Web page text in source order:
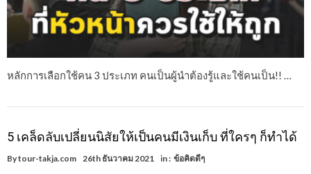
หลักการเลือกใช้คน 3 ประเภท คนเป็นผู้นำต้องรู้และใช้คนเป็น!! …
5 เคล็ดลับเปลี่ยนนิสัยให้เป็นคนมีเงินเก็บ ที่ใครๆ ก็ทำได้
Bytour-takja.com 26th ธันวาคม 2021 in : ข้อคิดดีๆ